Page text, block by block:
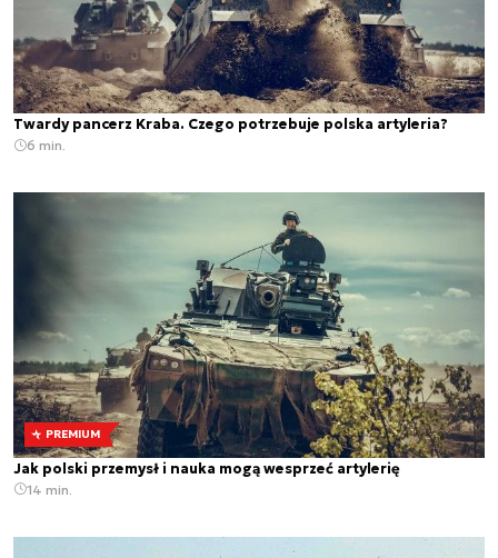
Twardy pancerz Kraba. Czego potrzebuje polska artyleria?
6 min.
PREMIUM
Jak polski przemysł i nauka mogą wesprzeć artylerię
14 min.